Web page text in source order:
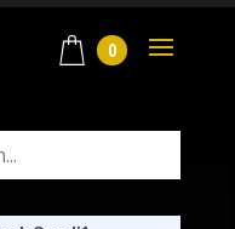
0